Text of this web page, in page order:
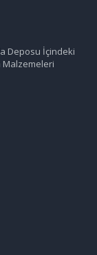
Deposu İçindeki